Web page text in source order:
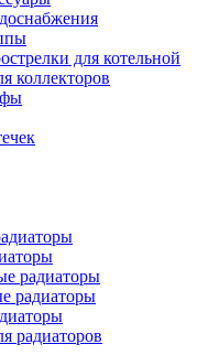
для котельной
коллекторов
радиаторы
радиаторы
радиаторов